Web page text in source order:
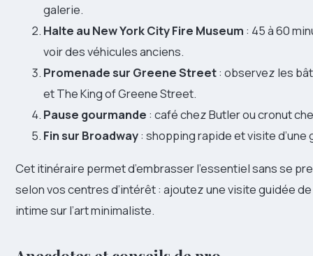
galerie.
Halte au New York City Fire Museum : 45 à 60
voir des véhicules anciens.
Promenade sur Greene Street: observez les
et The King of Greene Street.
Pause gourmande : café chez Butler ou cronut
Fin sur Broadway: shopping rapide et visite
Cet itinéraire permet d’embrasser l’essentiel sans se
selon vos centres d’intérêt : ajoutez une visite guidée
intime sur l’art minimaliste.